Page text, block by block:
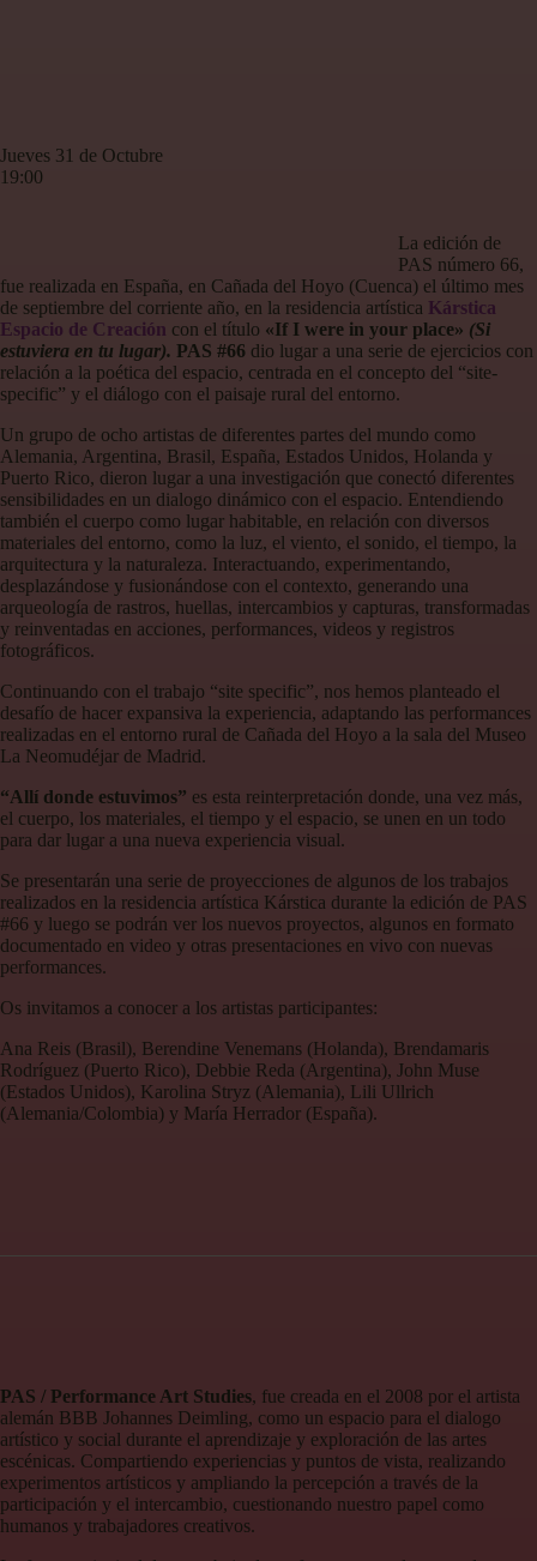
Jueves 31 de Octubre
19:00
La edición de
PAS número 66,
fue realizada en España, en Cañada del Hoyo (Cuenca) el último mes
de septiembre del corriente año, en la residencia artística Kárstica
Espacio de Creación con el título «If I were in your place» (Si
estuviera en tu lugar). PAS #66 dio lugar a una serie de ejercicios con
relación a la poética del espacio, centrada en el concepto del “site-
specific” y el diálogo con el paisaje rural del entorno.
Un grupo de ocho artistas de diferentes partes del mundo como
Alemania, Argentina, Brasil, España, Estados Unidos, Holanda y
Puerto Rico, dieron lugar a una investigación que conectó diferentes
sensibilidades en un dialogo dinámico con el espacio. Entendiendo
también el cuerpo como lugar habitable, en relación con diversos
materiales del entorno, como la luz, el viento, el sonido, el tiempo, la
arquitectura y la naturaleza. Interactuando, experimentando,
desplazándose y fusionándose con el contexto, generando una
arqueología de rastros, huellas, intercambios y capturas, transformadas
y reinventadas en acciones, performances, videos y registros
fotográficos.
Continuando con el trabajo “site specific”, nos hemos planteado el
desafío de hacer expansiva la experiencia, adaptando las performances
realizadas en el entorno rural de Cañada del Hoyo a la sala del Museo
La Neomudéjar de Madrid.
“Allí donde estuvimos” es esta reinterpretación donde, una vez más,
el cuerpo, los materiales, el tiempo y el espacio, se unen en un todo
para dar lugar a una nueva experiencia visual.
Se presentarán una serie de proyecciones de algunos de los trabajos
realizados en la residencia artística Kárstica durante la edición de PAS
#66 y luego se podrán ver los nuevos proyectos, algunos en formato
documentado en video y otras presentaciones en vivo con nuevas
performances.
Os invitamos a conocer a los artistas participantes:
Ana Reis (Brasil), Berendine Venemans (Holanda), Brendamaris
Rodríguez (Puerto Rico), Debbie Reda (Argentina), John Muse
(Estados Unidos), Karolina Stryz (Alemania), Lili Ullrich
(Alemania/Colombia) y María Herrador (España).
PAS / Performance Art Studies, fue creada en el 2008 por el artista
alemán BBB Johannes Deimling, como un espacio para el dialogo
artístico y social durante el aprendizaje y exploración de las artes
escénicas. Compartiendo experiencias y puntos de vista, realizando
experimentos artísticos y ampliando la percepción a través de la
participación y el intercambio, cuestionando nuestro papel como
humanos y trabajadores creativos.